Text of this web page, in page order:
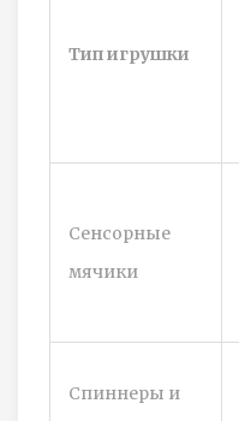
Тип игрушки
Сенсорные
мячики
Спиннеры и